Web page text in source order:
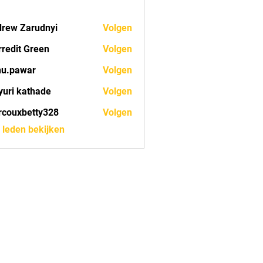
Zarudnyi
Volgen
Green
Volgen
Volgen
kathade
Volgen
Volgen
bekijken